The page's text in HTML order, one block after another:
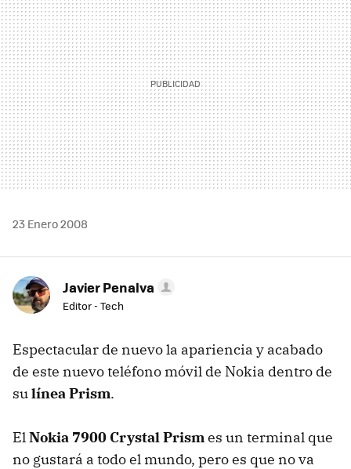
23 Enero 2008
Javier Penalva
Editor - Tech
Espectacular de nuevo la apariencia y acabado
de este nuevo teléfono móvil de Nokia dentro de
sulínea Prism.
ElNokia 7900 Crystal Prismes un terminal que
no gustará a todo el mundo, pero es que no va